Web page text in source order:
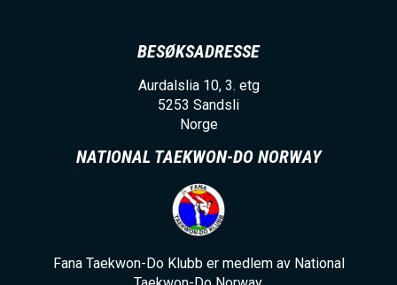
BESØKSADRESSE
Aurdalslia 10, 3. etg
5253 Sandsli
Norge
NATIONAL TAEKWON-DO NORWAY
Fana Taekwon-Do Klubb er medlem av National